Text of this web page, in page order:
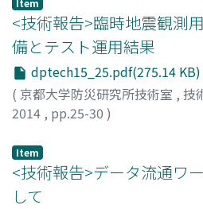
<技術報告>臨時地震観測
備とテスト運用結果
dptech15_25.pdf(275.14 KB)
( 京都大学防災研究所技術室 , 技
2014 , pp.25-30 )
Item
<技術報告>データ流通ワ
して